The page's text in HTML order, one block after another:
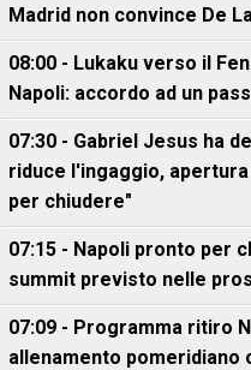
Madrid non convince De
08:00 - Lukaku verso il
Napoli: accordo ad un
07:30 - Gabriel Jesus ha
riduce l'ingaggio,
per chiudere"
07:15 - Napoli pronto per
summit previsto nelle
07:09 - Programma ritiro
allenamento pomeridiano